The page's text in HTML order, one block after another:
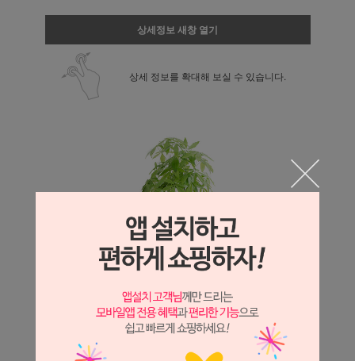
상세정보 새창 열기
상세 정보를 확대해 보실 수 있습니다.